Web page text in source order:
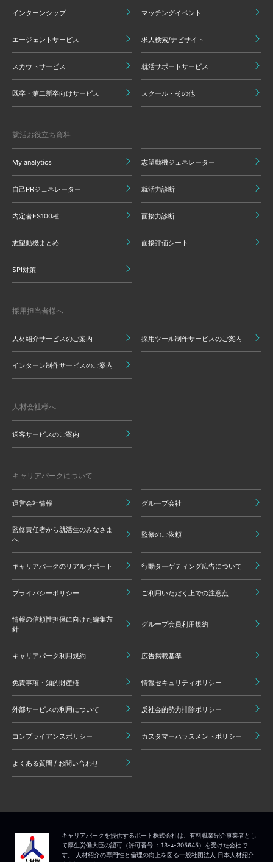
インターンシップ マッチングイベント
エージェントサービス 求人検索/ナビサイト
スカウトサービス 就活サポートサービス
既卒・第二新卒向けサービス スクール・その他
就活お役立ち資料
My analytics 志望動機ジェネレーター
自己PRジェネレーター 就活力診断
内定者ES100種 面接力診断
志望動機まとめ 面接評価シート
SPI対策
採用担当者様へ
人材紹介サービスのご案内 採用ツール制作サービスのご案内
インターン制作サービスのご案内
人材会社様へ
送客サービスのご案内
キャリアパークについて
運営会社情報 グループ会社
監修責任者から就活生のみなさま
へ
監修のご依頼
キャリアパークのリアルサポート 行動ターゲティング広告について
プライバシーポリシー ご利用いただく上での注意点
情報の信頼性担保に向けた編集方
針
グループ会員利用規約
キャリアパーク利用規約 広告掲載基準
免責事項・知的財産権 情報セキュリティポリシー
外部サービスの利用について 反社会的勢力排除ポリシー
コンプライアンスポリシー カスタマーハラスメントポリシー
よくある質問 / お問い合わせ